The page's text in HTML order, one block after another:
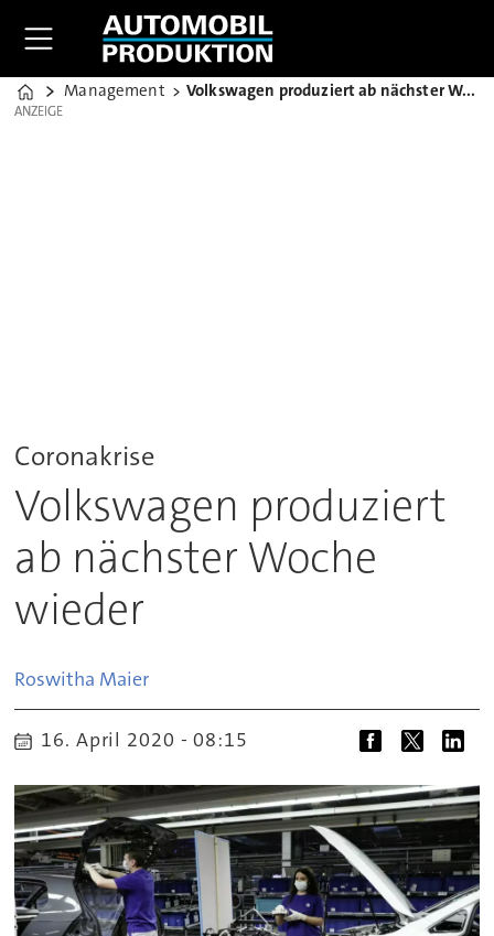
Home
Management Volkswagen produziert ab nächster Woche wieder
ANZEIGE
ANZEIGE
Coronakrise
Volkswagen produziert
ab nächster Woche
wieder
Roswitha Maier
16. April 2020 - 08:15